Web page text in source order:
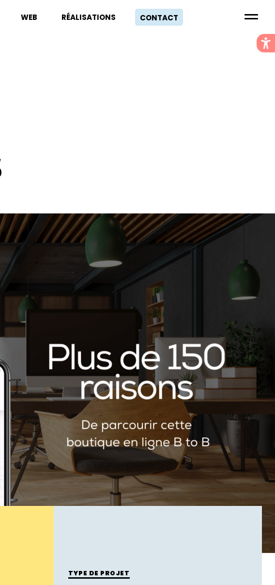
WEB RÉALISATIONS CONTACT
TYPE DE PROJET